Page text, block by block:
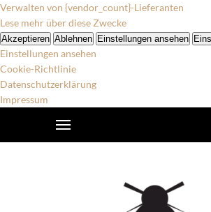
Verwalten von {vendor_count}-Lieferanten
Lese mehr über diese Zwecke
Akzeptieren Ablehnen Einstellungen ansehen
Einstellungen ansehen
Cookie-Richtlinie
Datenschutzerklärung
Impressum